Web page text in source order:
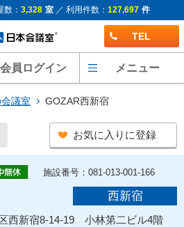
： 3,328 室／ 利用件数： 127,697 件
TEL
会員ログイン メニュー
議室 GOZAR西新宿
お気に入りに登録
施設番号：081-013-001-166
西新宿
西新宿8-14-19 小林第二ビル4階